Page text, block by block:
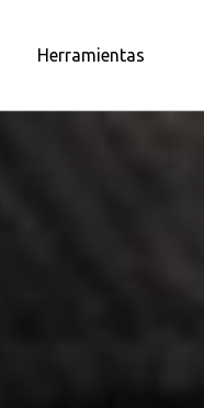
Herramientas